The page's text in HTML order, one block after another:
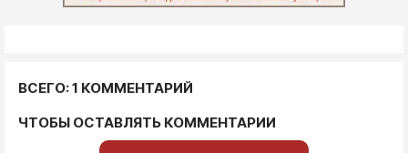
ВСЕГО: 1 КОММЕНТАРИЙ
ЧТОБЫ ОСТАВЛЯТЬ КОММЕНТАРИИ